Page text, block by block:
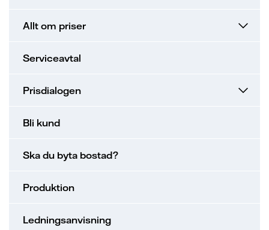
Allt om priser
Serviceavtal
Prisdialogen
Bli kund
Ska du byta bostad?
Produktion
Ledningsanvisning